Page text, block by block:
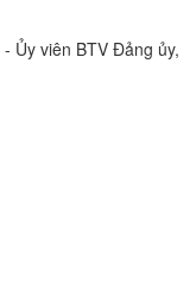
- Ủy viên BTV Đảng ủy,